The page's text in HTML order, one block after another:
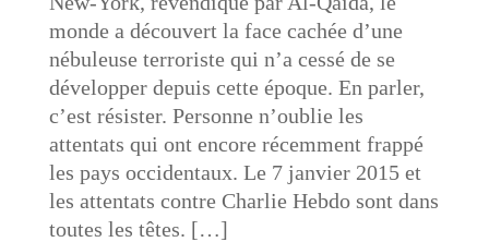
monde a découvert la face cachée d’une
nébuleuse terroriste qui n’a cessé de se
développer depuis cette époque. En parler,
c’est résister. Personne n’oublie les
attentats qui ont encore récemment frappé
les pays occidentaux. Le 7 janvier 2015 et
les attentats contre Charlie Hebdo sont dans
toutes les têtes. […]